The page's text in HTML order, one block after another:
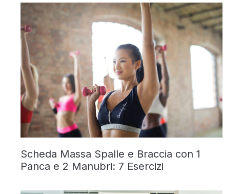
Scheda Massa Spalle e Braccia con 1
Panca e 2 Manubri: 7 Esercizi